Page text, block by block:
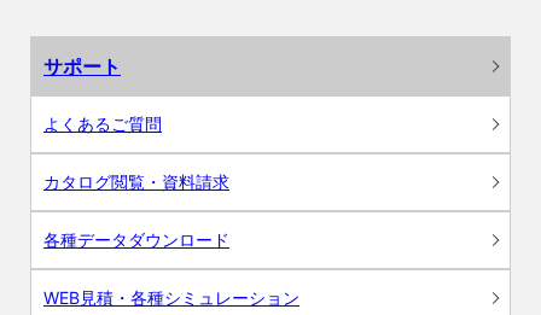
サポート
よくあるご質問
カタログ閲覧・資料請求
各種データダウンロード
WEB見積・各種シミュレーション